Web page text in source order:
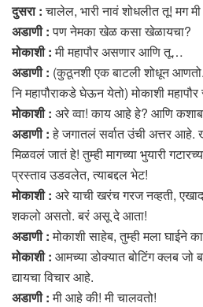
दुसरा :चालेल, भारी नावं शोधलीत तू! मग
अडाणी :पण नेमका खेळ कसा खेळायचा?
मोकाशी :मी महापौर असणार आणि तू…
अडाणी : (कुठूनशी एक बाटली शोधून
नि महापौराकडे घेऊन येतो) मोकाशी
मोकाशी : अरे व्वा! काय आहे हे? आणि
अडाणी :हे जगातलं सर्वात उंची अत्तर आहे.
मिळवलं जातं हे! तुम्ही मागच्या भुयारी
प्रस्ताव उडवलेत, त्याबद्दल भेट!
मोकाशी : अरे याची खरंच गरज नव्हती,
शकलो असतो. बरं असू दे आता!
अडाणी :मोकाशी साहेब, तुम्ही मला घाईने
मोकाशी : आमच्या डोक्यात बोटिंग क्लब जो
द्यायचा विचार आहे.
अडाणी :मी आहे की! मी चालवतो!